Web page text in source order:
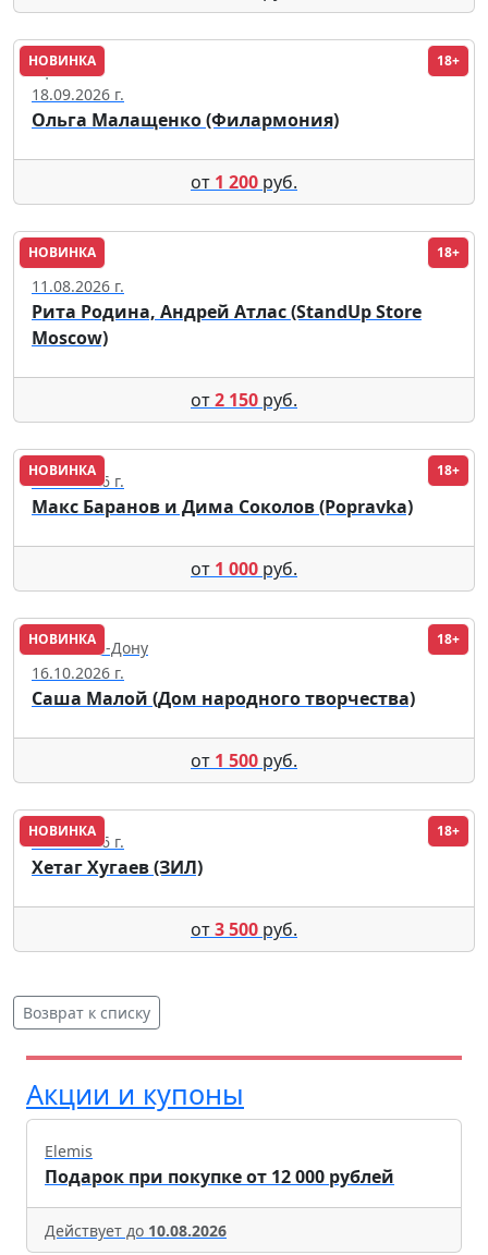
НОВИНКА 18+
Уфа
18.09.2026 г.
Ольга Малащенко (Филармония)
от 1 200 руб.
НОВИНКА 18+
Москва
11.08.2026 г.
Рита Родина, Андрей Атлас (StandUp Store
Moscow)
от2 150 руб.
НОВИНКА 18+
19.09.2026 г.
Макс Баранов и Дима Соколов (Popravka)
от 1 000 руб.
НОВИНКА 18+
Ростов-на-Дону
16.10.2026 г.
Саша Малой (Дом народного творчества)
от 1 500 руб.
НОВИНКА 18+
28.08.2026 г.
Хетаг Хугаев (ЗИЛ)
от3 500 руб.
Возврат к списку
Акции и купоны
Elemis
Подарок при покупке от 12 000 рублей
Действует до 10.08.2026